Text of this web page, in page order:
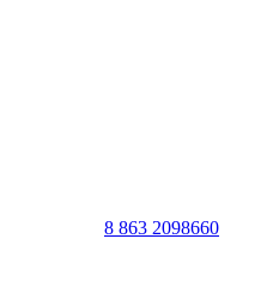
8 863 2098660